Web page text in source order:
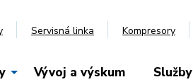
Servisná linka Kompresory
Vývoj a výskum Služby